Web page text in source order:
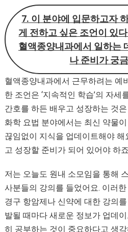
7. 이 분야에 입문하고자
게 전하고 싶은 조언이 있
혈액종양내과에서 일하는
나 준비가 궁
혈액종양내과에서 근무하려는 예
한 조언은 ‘지속적인 학습’의 자세
간호를 하든 배우고 성장하는 것
화학 요법 분야에서는 최신 약물
끊임없이 지식을 업데이트해야 해
고 성장할 준비가 되어 있어야 하
저는 오늘도 원내 소모임을 통해
사분들의 강의를 들었어요. 이러
경구 항암제나 신약에 대한 강의
발될 때마다 새로운 정보가 업데
히 공부하는 것이 중요하다고 생각